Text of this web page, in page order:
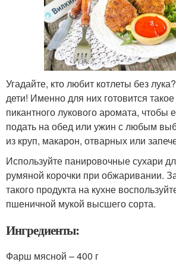
Угадайте, кто любит котлеты без
дети! Именно для них готовится
пикантного лукового аромата,
подать на обед или ужин с любым
из круп, макарон, отварных или
Используйте панировочные сухари
румяной корочки при обжаривании.
такого продукта на кухне
пшеничной мукой высшего сорта.
Ингредиенты:
Фарш мясной – 400 г